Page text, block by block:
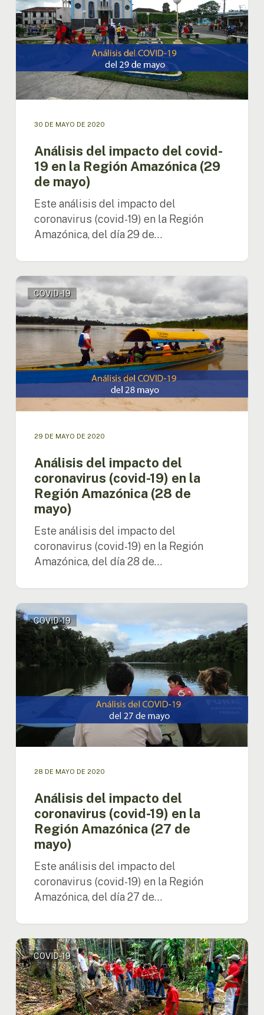
19
en
la
(29
de
30 DE MAYO DE 2020
Análisis del impacto del covid-
19 en la Región Amazónica (29
de mayo)
Este análisis del impacto del
coronavirus (covid-19) en la Región
Amazónica, del día 29 de…
Análisis
del
impacto
del
coronavirus
(covid-
19)
en
la
Región
Amazónica
COVID-19
29 DE MAYO DE 2020
Análisis del impacto del
coronavirus (covid-19) en la
Región Amazónica (28 de
mayo)
Este análisis del impacto del
coronavirus (covid-19) en la Región
Amazónica, del día 28 de…
Análisis
del
impacto
coronavirus
en
Región
Amazónica
mayo)
COVID-19
28 DE MAYO DE 2020
Análisis del impacto del
coronavirus (covid-19) en la
Región Amazónica (27 de
mayo)
Este análisis del impacto del
coronavirus (covid-19) en la Región
Amazónica, del día 27 de…
Análisis
del
impacto
del
coronavirus
(covid-
COVID-19